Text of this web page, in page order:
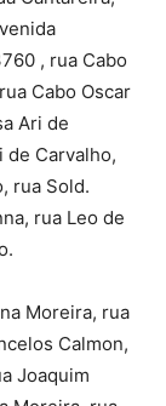
, rua Cabo
Cabo Oscar
Ari de
de Carvalho,
rua Sold.
rua Leo de
Moreira, rua
Calmon,
Joaquim